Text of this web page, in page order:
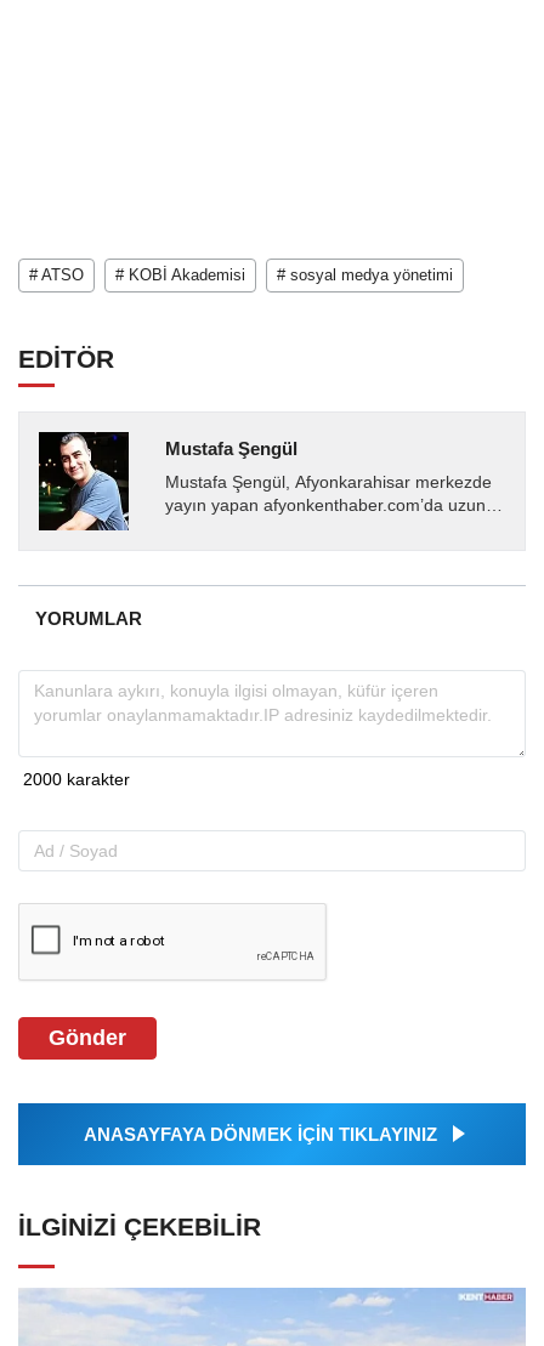
# ATSO # KOBİ Akademisi # sosyal medya yönetimi
EDİTÖR
Mustafa Şengül
Mustafa Şengül, Afyonkarahisar merkezde
yayın yapan afyonkenthaber.com’da uzun
almakta, haber akışı...
YORUMLAR
Gönder
ANASAYFAYA DÖNMEK İÇİN TIKLAYINIZ
İLGINIZI ÇEKEBILIR